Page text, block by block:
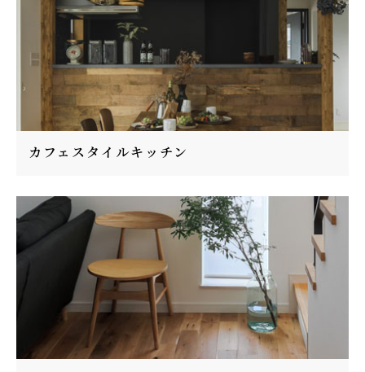
カフェスタイルキッチン